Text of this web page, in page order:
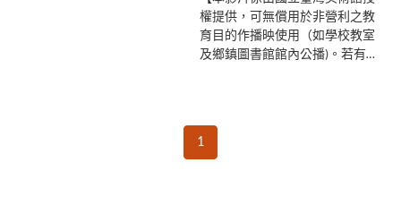
權提供，可無償用於非營利之教
育目的作播映使用（如學校教室
及鄉鎮圖書館館內公播)。若有額
1